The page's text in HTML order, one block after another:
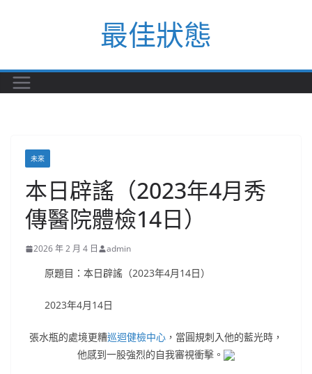
最佳狀態
未來
本日辟謠（2023年4月秀
傳醫院體檢14日）
2026 年 2 月 4 日 admin
原題目：本日辟謠（2023年4月14日）
2023年4月14日
張水瓶的處境更糟巡迴健檢中心 ，當圓規刺入他的藍光時，
他感到一股強烈的自我審視衝擊。